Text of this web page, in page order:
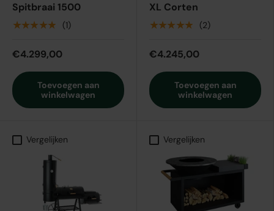
Spitbraai 1500
★★★★★ (1)
€4.299,00
Toevoegen aan
winkelwagen
XL Corten
★★★★★ (2)
€4.245,00
Toevoegen aan
winkelwagen
Vergelijken Vergelijken